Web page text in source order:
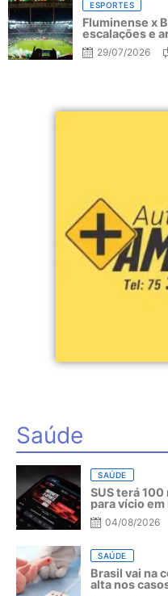
ESPORTES
Fluminense x
escalações e
29/07/2026
Saúde
SAÚDE
SUS terá
para vício
04/08/2026
SAÚDE
Brasil vai na
alta nos